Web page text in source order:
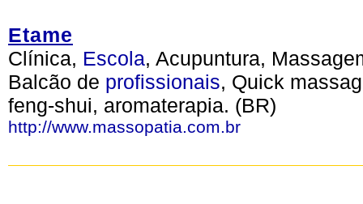
Etame
Clínica, Escola, Acupuntura,
Balcão de profissionais, Quick
feng-shui, aromaterapia. (BR)
http://www.massopatia.com.br